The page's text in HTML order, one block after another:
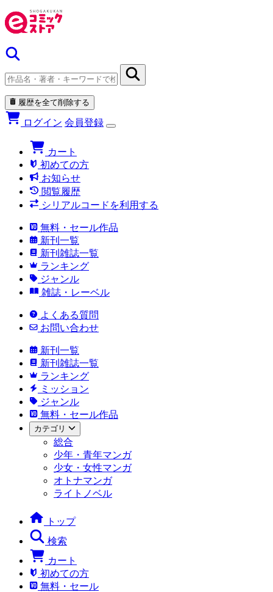
履歴を全て削除する
ログイン 会員登録
カート
初めての方
お知らせ
閲覧履歴
シリアルコードを利用する
無料・セール作品
新刊一覧
新刊雑誌一覧
ランキング
ジャンル
雑誌・レーベル
よくある質問
お問い合わせ
新刊一覧
新刊雑誌一覧
ランキング
ミッション
ジャンル
無料・セール作品
カテゴリ
総合
少年・青年マンガ
少女・女性マンガ
オトナマンガ
ライトノベル
トップ
検索
カート
初めての方
無料・セール